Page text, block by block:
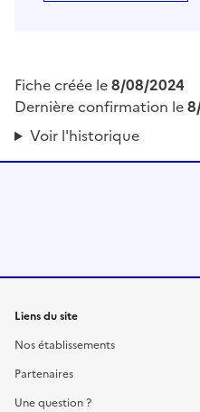
Fiche créée le8/08/2024
Dernière confirmation le
Voir l'historique
Liens du site
Nos établissements
Partenaires
Une question ?